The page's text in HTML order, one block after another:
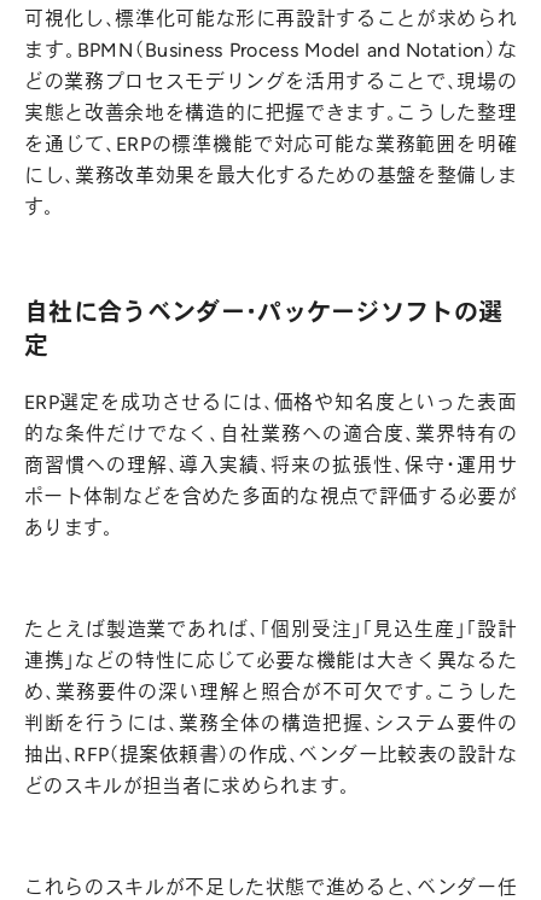
可視化し、標準化可能な形に再設計することが求められ
ます。BPMN（Business Process Model and Notation）な
どの業務プロセスモデリングを活用することで、現場の
実態と改善余地を構造的に把握できます。こうした整理
を通じて、ERPの標準機能で対応可能な業務範囲を明確
にし、業務改革効果を最大化するための基盤を整備しま
す。
自社に合うベンダー・パッケージソフトの選
定
ERP選定を成功させるには、価格や知名度といった表面
的な条件だけでなく、自社業務への適合度、業界特有の
商習慣への理解、導入実績、将来の拡張性、保守・運用サ
ポート体制などを含めた多面的な視点で評価する必要が
あります。
たとえば製造業であれば、「個別受注」「見込生産」「設計
連携」などの特性に応じて必要な機能は大きく異なるた
め、業務要件の深い理解と照合が不可欠です。こうした
判断を行うには、業務全体の構造把握、システム要件の
抽出、RFP（提案依頼書）の作成、ベンダー比較表の設計な
どのスキルが担当者に求められます。
これらのスキルが不足した状態で進めると、ベンダー任